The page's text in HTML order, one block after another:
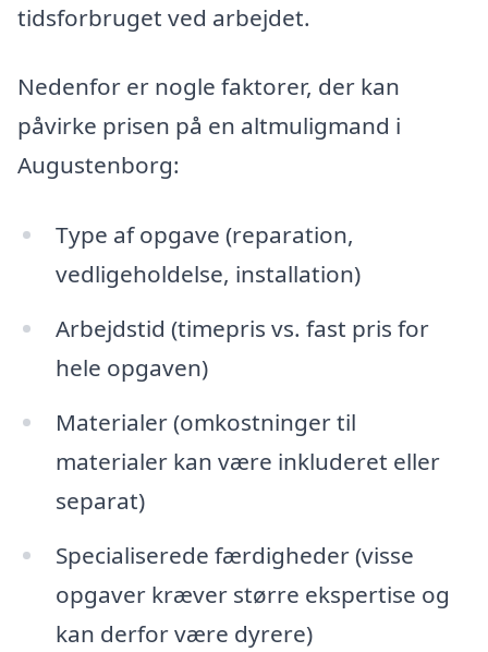
tidsforbruget ved arbejdet.
Nedenfor er nogle faktorer, der kan
påvirke prisen på en altmuligmand i
Augustenborg:
Type af opgave (reparation,
vedligeholdelse, installation)
Arbejdstid (timepris vs. fast pris for
hele opgaven)
Materialer (omkostninger til
materialer kan være inkluderet eller
separat)
Specialiserede færdigheder (visse
opgaver kræver større ekspertise og
kan derfor være dyrere)